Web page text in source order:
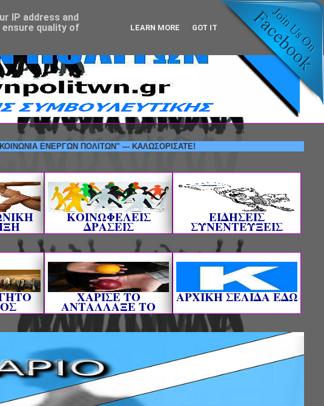
ΕΝΕΡΓΩΝ ΠΟΛΙΤΩΝ" --- ΚΑΛΩΣΟΡΙΣΑΤΕ!
ΚΟΙΝΩΦΕΛΕΙΣ
ΔΡΑΣΕΙΣ
ΕΙΔΗΣΕΙΣ
ΣΥΝΕΝΤΕΥΞΕΙΣ
ΧΑΡΙΣΕ ΤΟ
ΑΝΤΑΛΛΑΞΕ ΤΟ
AΡΧΙΚΗ ΣΕΛΙΔΑ ΕΔΩ
IP address and
quality of
LEARN MORE GOT IT